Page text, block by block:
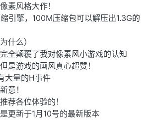
素风格大作！
引擎，100M压缩包可以解压出1.3G的
什么）
全颠覆了我对像素风小游戏的认知
是游戏的画风真心超赞！
大量的H事件
意！
荐各位体验的！
更新于1月10号的最新版本